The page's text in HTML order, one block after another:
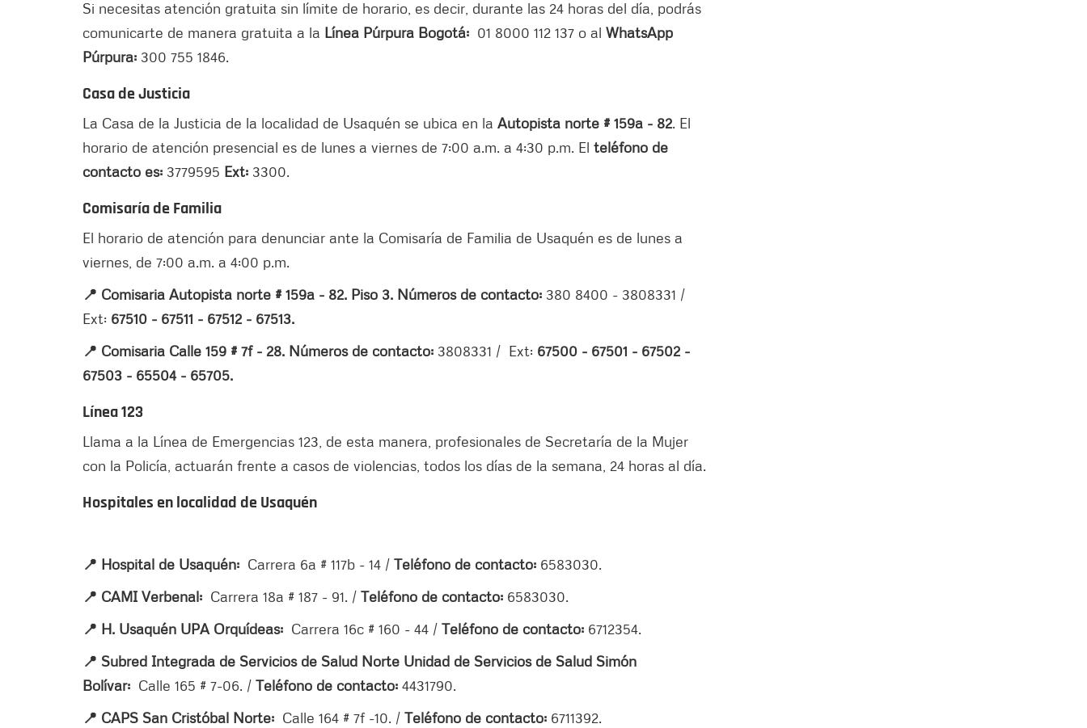
Si necesitas atención gratuita sin límite de horario, es decir, durante las 24 horas del día, podrás
comunicarte de manera gratuita a la Línea Púrpura Bogotá: 01 8000 112 137 o al WhatsApp
Púrpura: 300 755 1846.
Casa de Justicia
La Casa de la Justicia de la localidad de Usaquén se ubica en la Autopista norte # 159a - 82. El
horario de atención presencial es de lunes a viernes de 7:00 a.m. a 4:30 p.m. El teléfono de
contacto es: 3779595 Ext: 3300.
Comisaría de Familia
El horario de atención para denunciar ante la Comisaría de Familia de Usaquén es de lunes a
viernes, de 7:00 a.m. a 4:00 p.m.
📍 Comisaria Autopista norte # 159a - 82. Piso 3. Números de contacto: 380 8400 - 3808331 /
Ext: 67510 - 67511 - 67512 - 67513.
📍 Comisaria Calle 159 # 7f - 28. Números de contacto: 3808331 / Ext: 67500 - 67501 - 67502 -
67503 - 65504 - 65705.
Línea 123
Llama a la Línea de Emergencias 123, de esta manera, profesionales de Secretaría de la Mujer
con la Policía, actuarán frente a casos de violencias, todos los días de la semana, 24 horas al día.
Hospitales en localidad de Usaquén
📍 Hospital de Usaquén: Carrera 6a # 117b - 14 / Teléfono de contacto: 6583030.
📍 CAMI Verbenal: Carrera 18a # 187 - 91. / Teléfono de contacto: 6583030.
📍 H. Usaquén UPA Orquídeas: Carrera 16c # 160 - 44 / Teléfono de contacto: 6712354.
📍 Subred Integrada de Servicios de Salud Norte Unidad de Servicios de Salud Simón
Bolívar: Calle 165 # 7-06. / Teléfono de contacto: 4431790.
📍 CAPS San Cristóbal Norte: Calle 164 # 7f -10. / Teléfono de contacto: 6711392.